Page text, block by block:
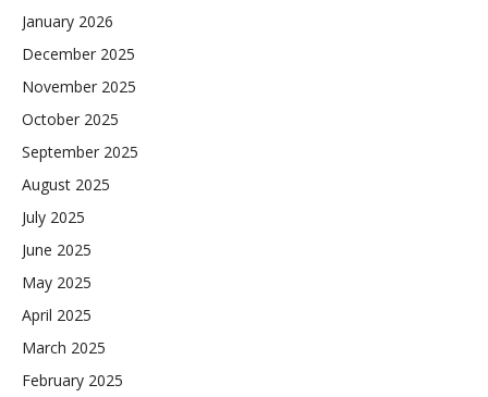
January 2026
December 2025
November 2025
October 2025
September 2025
August 2025
July 2025
June 2025
May 2025
April 2025
March 2025
February 2025